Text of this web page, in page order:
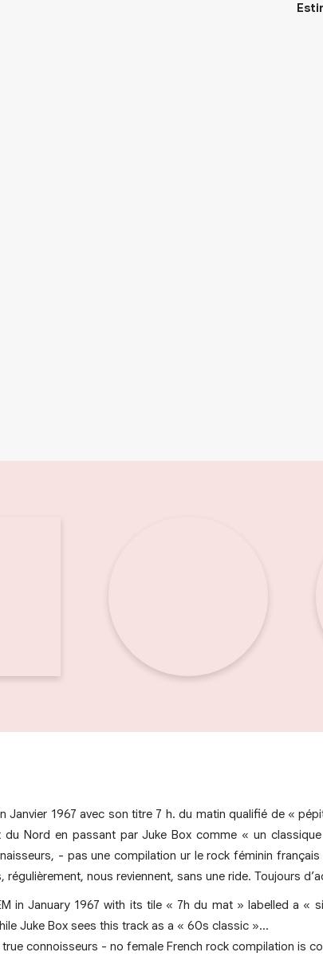
Janvier 1967 avec son titre 7 h. du matin qualifié de «
du Nord en passant par Juke Box comme « un
- pas une compilation ur le rock féminin
nous reviennent, sans une ride. Toujours
in January 1967 with its tile « 7h du mat » labelled a «
Juke Box sees this track as a « 60s classic »…
connoisseurs - no female French rock compilation is